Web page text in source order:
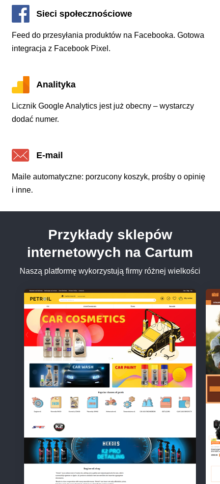
Sieci społecznościowe
Feed do przesyłania produktów na Facebooka. Gotowa
integracja z Facebook Pixel.
Analityka
Licznik Google Analytics jest już obecny – wystarczy
dodać numer.
E-mail
Maile automatyczne: porzucony koszyk, prośby o opinię
i inne.
Przykłady sklepów
internetowych na Cartum
Naszą platformę wykorzystują firmy różnej wielkości